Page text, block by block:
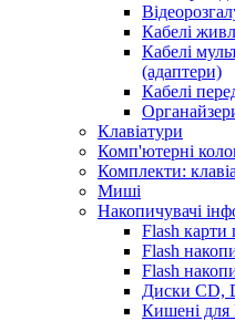
Кабелі
Кабелі
(адаптери)
Кабелі
Клавіатури
Комп'ютерні
Комплекти:
Миші
Накопичувачі
Flash карти
Flash
Flash
Диски CD,
Кишені для